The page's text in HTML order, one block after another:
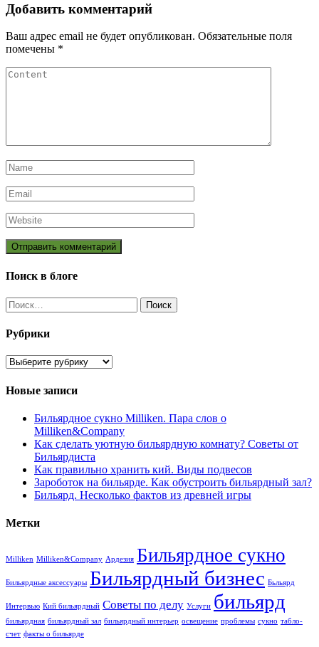
Добавить комментарий
Ваш адрес email не будет опубликован. Обязательные поля
помечены *
Поиск в блоге
Найти:
Рубрики
Рубрики
Новые записи
Бильярдное сукно Milliken. Пара слов о
Milliken&Company
Как сделать уютную бильярдную комнату? Советы от
Бильярдиста
Как правильно хранить кий. Виды подвесов
Зароботок на бильярде. Как обустроить бильярдный зал?
Бильярд. Несколько фактов из древней игры
Метки
Milliken Milliken&Company Ардезия Бильярдное сукно
Бильярдные аксессуары Бильярдный бизнес Бьльярд
Интервью Кий бильярдный Советы по делу Услуги бильярд
бильярдная бильярдный зал бильярдный интерьер освещение проблемы сукно табло-
счет факты о бильярде